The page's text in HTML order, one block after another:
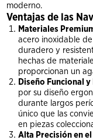
moderno.
Ventajas de las
Materiales
acero inoxidable
duradero y
hechas de
proporcionan un
Diseño Funcional
por su diseño
durante largos
único que las
en piezas
Alta Precisión en